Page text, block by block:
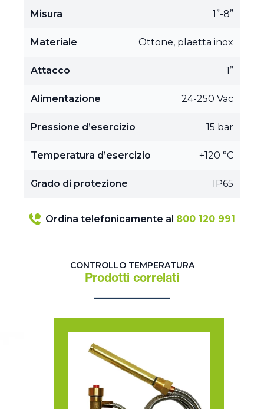
Misura 1”-8”
Materiale Ottone, plaetta inox
Attacco 1”
Alimentazione 24-250 Vac
Pressione d’esercizio 15 bar
Temperatura d’esercizio +120 °C
Grado di protezione IP65
Ordina telefonicamente al 800 120 991
CONTROLLO TEMPERATURA
Prodotti correlati